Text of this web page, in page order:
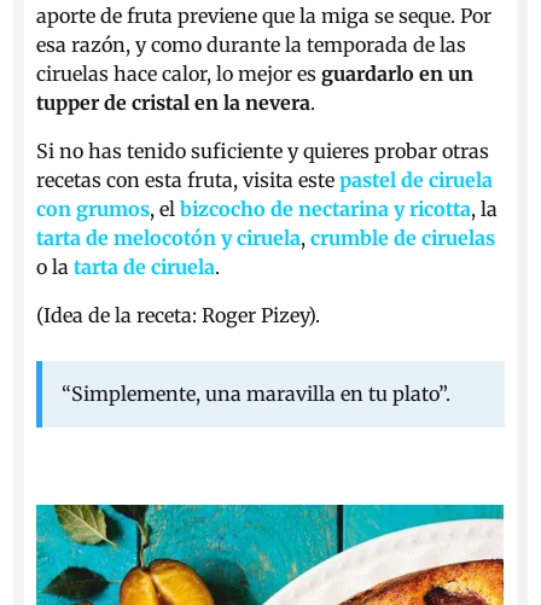
aporte de fruta previene que la miga se seque. Por
esa razón, y como durante la temporada de las
ciruelas hace calor, lo mejor esguardarlo en un
tupper de cristal en la nevera.
Si no has tenido suficiente y quieres probar otras
recetas con esta fruta, visita estepastel de ciruela
con grumos, elbizcocho de nectarina y ricotta, la
tarta de melocotón y ciruela,crumble de ciruelas
o latarta de ciruela.
(Idea de la receta: Roger Pizey).
“Simplemente, una maravilla en tu plato”.